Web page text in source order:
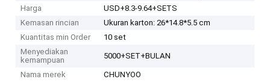
Harga
USD+8.3-9.64+SETS
Kemasan rincian
Ukuran karton: 26*14.8*5.5 cm
Kuantitas min Order
10 set
Menyediakan
kemampuan
5000+SET+BULAN
Nama merek CHUNYOO